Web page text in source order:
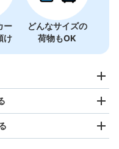
ー
け
どんなサイズの
荷物もOK